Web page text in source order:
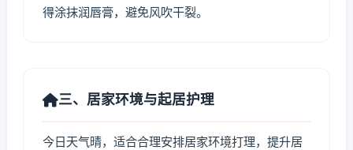
得涂抹润唇膏，避免风吹干裂。
三、居家环境与起居护理
今日天气晴，适合合理安排居家环境打理，提升居